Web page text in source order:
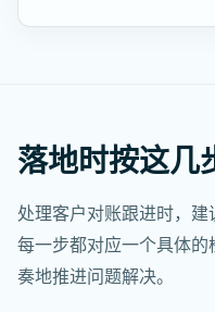
落地时按这几
处理客户对账跟进时，建
每一步都对应一个具体
奏地推进问题解决。